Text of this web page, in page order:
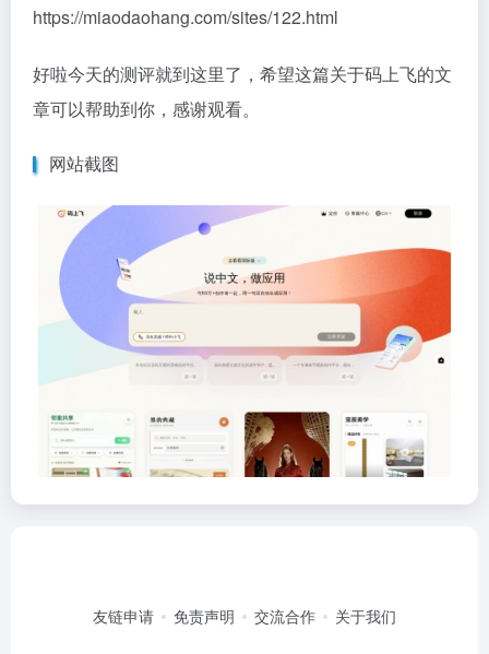
https://miaodaohang.com/sites/122.html
好啦今天的测评就到这里了，希望这篇关于码上飞的文
章可以帮助到你，感谢观看。
网站截图
友链申请 免责声明 交流合作 关于我们